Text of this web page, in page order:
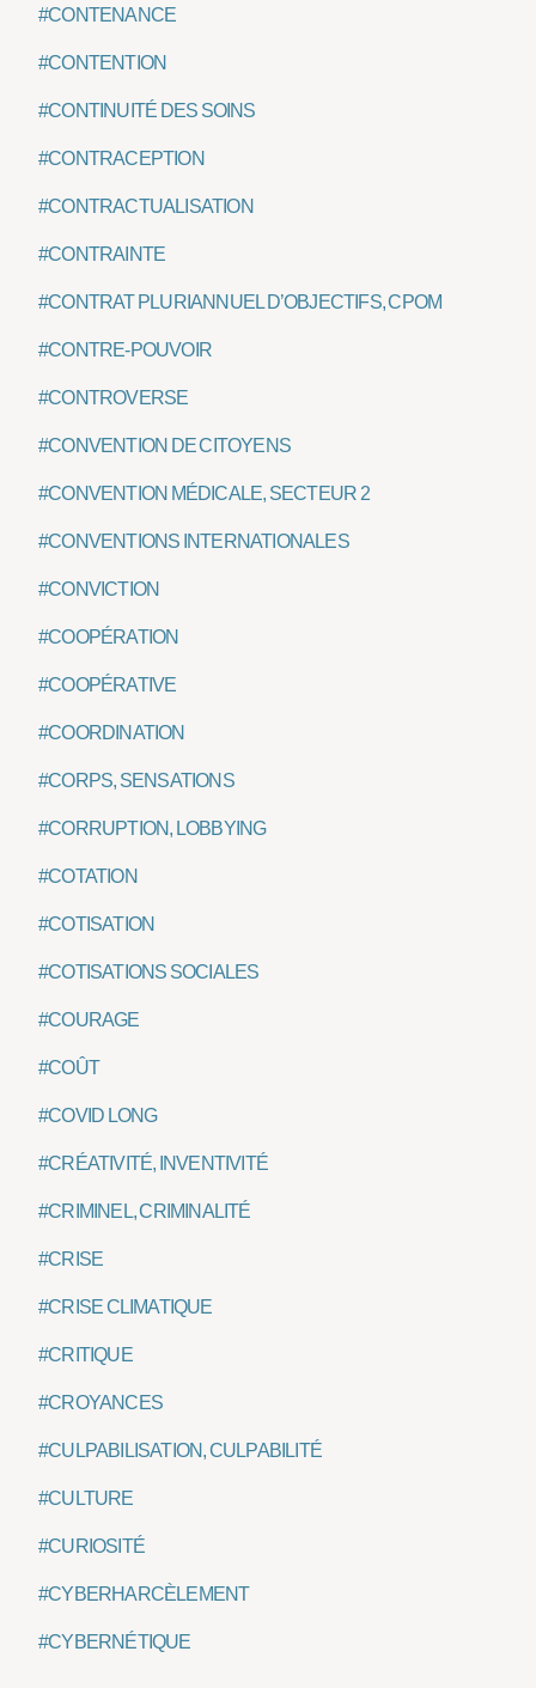
#CONTENANCE
#CONTENTION
#CONTINUITÉ DES SOINS
#CONTRACEPTION
#CONTRACTUALISATION
#CONTRAINTE
#CONTRAT PLURIANNUEL D’OBJECTIFS, CPOM
#CONTRE-POUVOIR
#CONTROVERSE
#CONVENTION DE CITOYENS
#CONVENTION MÉDICALE, SECTEUR 2
#CONVENTIONS INTERNATIONALES
#CONVICTION
#COOPÉRATION
#COOPÉRATIVE
#COORDINATION
#CORPS, SENSATIONS
#CORRUPTION, LOBBYING
#COTATION
#COTISATION
#COTISATIONS SOCIALES
#COURAGE
#COÛT
#COVID LONG
#CRÉATIVITÉ, INVENTIVITÉ
#CRIMINEL, CRIMINALITÉ
#CRISE
#CRISE CLIMATIQUE
#CRITIQUE
#CROYANCES
#CULPABILISATION, CULPABILITÉ
#CULTURE
#CURIOSITÉ
#CYBERHARCÈLEMENT
#CYBERNÉTIQUE